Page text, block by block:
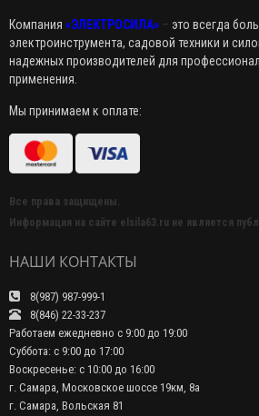
Компания «ЭЛЕКТРОСИЛА» – это всегда
электроинструмента, садовой техники и
надежных производителей для
применения.
Мы принимаем к оплате:
Все права защищены.
Информация на сайте elsila63.ru не является
НАШИ КОНТАКТЫ
8(987) 987-999-1
8(846) 22-33-237
Работаем ежедневно с 9:00 до 19:00
Суббота: с 9:00 до 17:00
Воскресенье: с 10:00 до 16:00
г. Самара, Московское шоссе 19км, 8а
г. Самара, Вольская 81